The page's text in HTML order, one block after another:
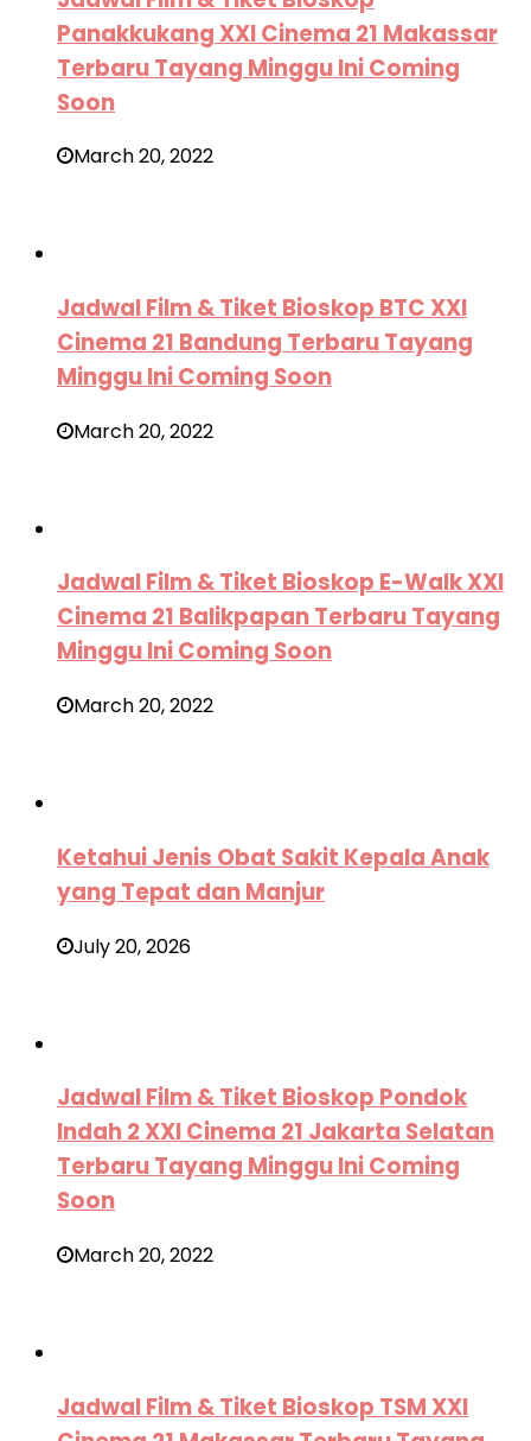
Panakkukang XXI Cinema 21 Makassar
Terbaru Tayang Minggu Ini Coming
Soon
March 20, 2022
Jadwal Film & Tiket Bioskop BTC XXI
Cinema 21 Bandung Terbaru Tayang
Minggu Ini Coming Soon
March 20, 2022
Jadwal Film & Tiket Bioskop E-Walk XXI
Cinema 21 Balikpapan Terbaru Tayang
Minggu Ini Coming Soon
March 20, 2022
Ketahui Jenis Obat Sakit Kepala Anak
yang Tepat dan Manjur
July 20, 2026
Jadwal Film & Tiket Bioskop Pondok
Indah 2 XXI Cinema 21 Jakarta Selatan
Terbaru Tayang Minggu Ini Coming
Soon
March 20, 2022
Jadwal Film & Tiket Bioskop TSM XXI